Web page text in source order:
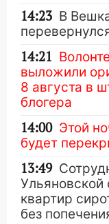
14:23 В
14:21
выложили
8 августа в
блогера
14:00 Этой
будет
13:49
Ульяновской
квартир
без